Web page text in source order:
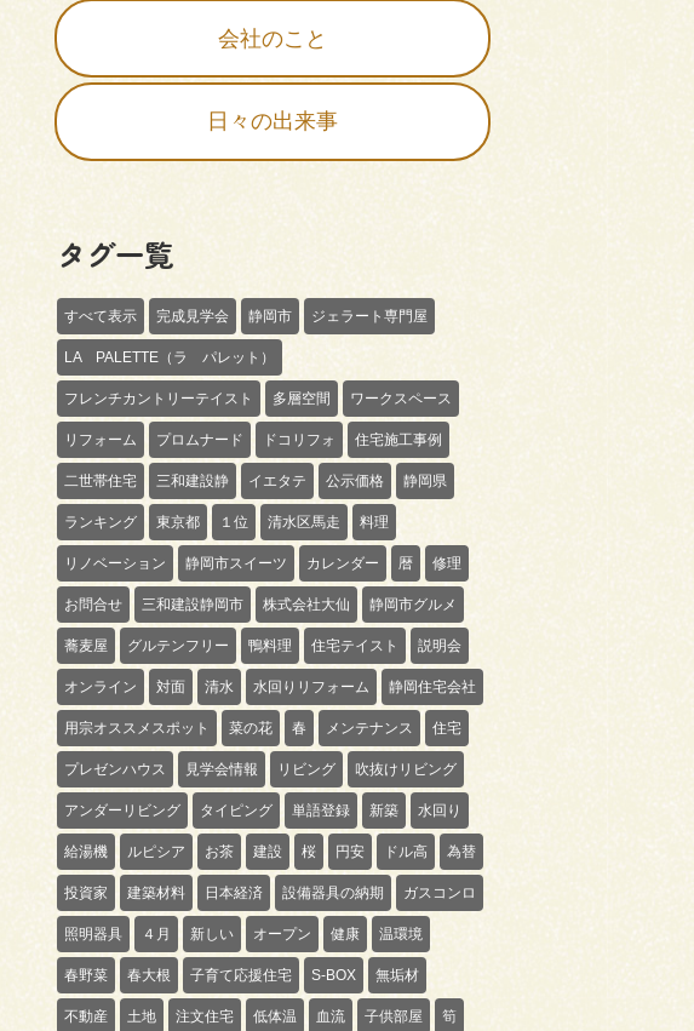
会社のこと
日々の出来事
タグ一覧
すべて表示 完成見学会 静岡市 ジェラート専門屋
LA PALETTE（ラ パレット）
フレンチカントリーテイスト 多層空間 ワークスペース
リフォーム プロムナード ドコリフォ 住宅施工事例
二世帯住宅 三和建設静 イエタテ 公示価格 静岡県
ランキング 東京都 １位 清水区馬走 料理
リノベーション 静岡市スイーツ カレンダー 暦 修理
お問合せ 三和建設静岡市 株式会社大仙 静岡市グルメ
蕎麦屋 グルテンフリー 鴨料理 住宅テイスト 説明会
オンライン 対面 清水 水回りリフォーム 静岡住宅会社
用宗オススメスポット 菜の花 春 メンテナンス 住宅
プレゼンハウス 見学会情報 リビング 吹抜けリビング
アンダーリビング タイピング 単語登録 新築 水回り
給湯機 ルピシア お茶 建設 桜 円安 ドル高 為替
投資家 建築材料 日本経済 設備器具の納期 ガスコンロ
照明器具 ４月 新しい オープン 健康 温環境
春野菜 春大根 子育て応援住宅 S-BOX 無垢材
不動産 土地 注文住宅 低体温 血流 子供部屋 筍